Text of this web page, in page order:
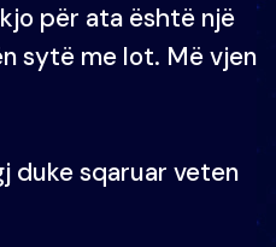
për ata është një
sytë me lot. Më vjen
duke sqaruar veten